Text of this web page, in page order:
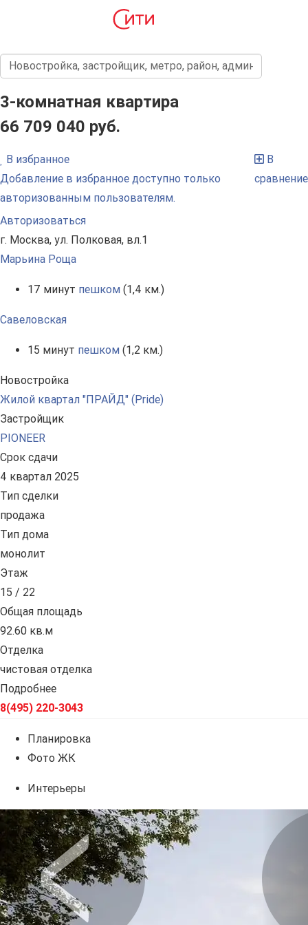
3-комнатная квартира
66 709 040 руб.
В избранное
Добавление в избранное доступно только
авторизованным пользователям.
Авторизоваться
В
сравнение
г. Москва, ул. Полковая, вл.1
Марьина Роща
17 минут пешком (1,4 км.)
Савеловская
15 минут пешком (1,2 км.)
Новостройка
Жилой квартал "ПРАЙД" (Pride)
Застройщик
PIONEER
Срок сдачи
4 квартал 2025
Тип сделки
продажа
Тип дома
монолит
Этаж
15 / 22
Общая площадь
92.60 кв.м
Отделка
чистовая отделка
Подробнее
8(495) 220-3043
Планировка
Фото ЖК
Интерьеры